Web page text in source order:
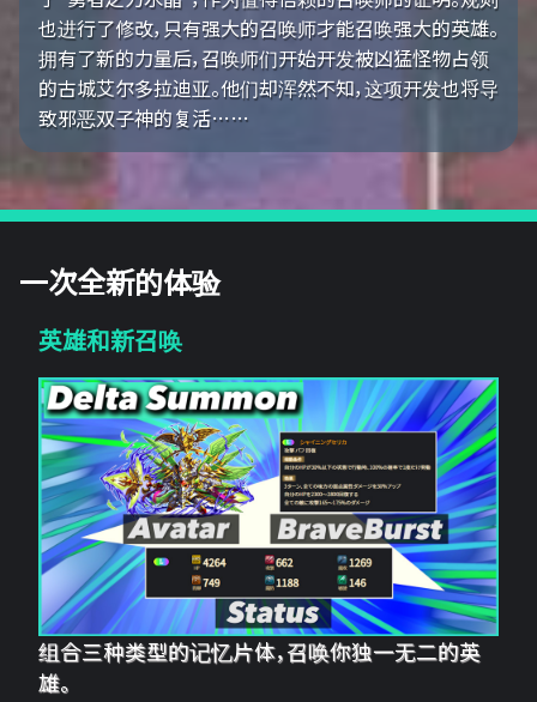
也进行了修改，只有强大的召唤师才能召唤强大的英雄。
拥有了新的力量后，召唤师们开始开发被凶猛怪物占领
的古城艾尔多拉迪亚。他们却浑然不知，这项开发也将导
致邪恶双子神的复活……
一次全新的体验
英雄和新召唤
组合三种类型的记忆片体，召唤你独一无二的英
雄。